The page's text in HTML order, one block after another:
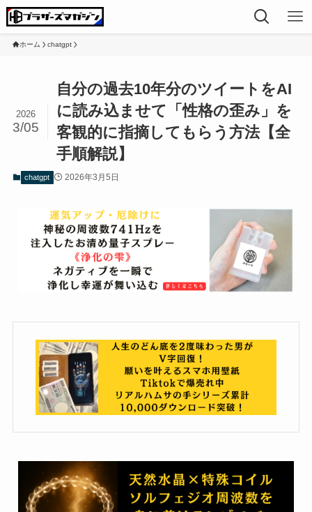
ホーム chatgpt
自分の過去10年分のツイートをAI
に読み込ませて「性格の歪み」を
客観的に指摘してもらう方法【全
手順解説】
2026
3/05
chatgpt 2026年3月5日